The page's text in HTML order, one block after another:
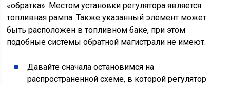
«обратка». Местом установки регулятора является
топливная рампа. Также указанный элемент может
быть расположен в топливном баке, при этом
подобные системы обратной магистрали не имеют.
Давайте сначала остановимся на
распространенной схеме, в которой регулятор